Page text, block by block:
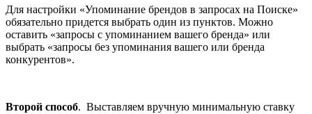
Для настройки «Упоминание брендов в запросах на Поиске»
обязательно придется выбрать один из пунктов. Можно
оставить «запросы с упоминанием вашего бренда» или
выбрать «запросы без упоминания вашего или бренда
конкурентов».
Второй способ. Выставляем вручную минимальную ставку